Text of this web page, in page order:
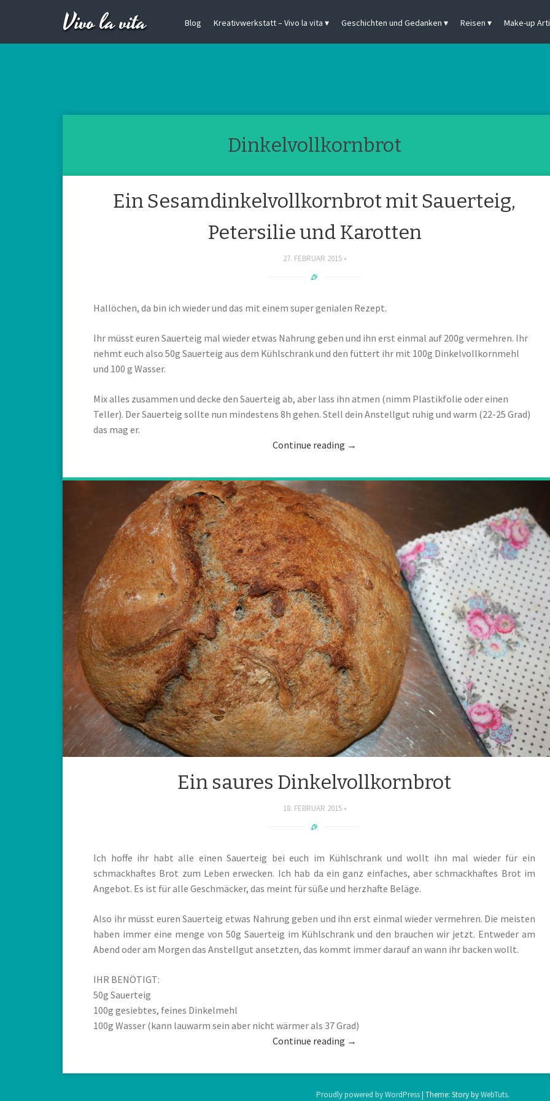
Vivo la vita Blog Kreativwerkstatt – Vivo la vita Geschichten und Gedanken Reisen Make-up
Dinkelvollkornbrot
Ein Sesamdinkelvollkornbrot mit Sauerteig,
Petersilie und Karotten
27. FEBRUAR 2015
Hallöchen, da bin ich wieder und das mit einem super genialen Rezept.
Ihr müsst euren Sauerteig mal wieder etwas Nahrung geben und ihn erst einmal auf 200g vermehren. Ihr
nehmt euch also 50g Sauerteig aus dem Kühlschrank und den füttert ihr mit 100g Dinkelvollkornmehl
und 100 g Wasser.
Mix alles zusammen und decke den Sauerteig ab, aber lass ihn atmen (nimm Plastikfolie oder einen
Teller). Der Sauerteig sollte nun mindestens 8h gehen. Stell dein Anstellgut ruhig und warm (22-25 Grad)
das mag er.
Continue reading →
Ein saures Dinkelvollkornbrot
18. FEBRUAR 2015
Ich hoffe ihr habt alle einen Sauerteig bei euch im Kühlschrank und wollt ihn mal wieder für ein
schmackhaftes Brot zum Leben erwecken. Ich hab da ein ganz einfaches, aber schmackhaftes Brot im
Angebot. Es ist für alle Geschmäcker, das meint für süße und herzhafte Beläge.
Also ihr müsst euren Sauerteig etwas Nahrung geben und ihn erst einmal wieder vermehren. Die meisten
haben immer eine menge von 50g Sauerteig im Kühlschrank und den brauchen wir jetzt. Entweder am
Abend oder am Morgen das Anstellgut ansetzten, das kommt immer darauf an wann ihr backen wollt.
IHR BENÖTIGT:
50g Sauerteig
100g gesiebtes, feines Dinkelmehl
100g Wasser (kann lauwarm sein aber nicht wärmer als 37 Grad)
Continue reading →
Proudly powered by WordPress | Theme: Story byWebTuts.